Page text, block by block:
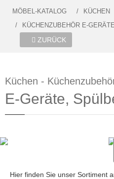
MÖBEL-KATALOG
KÜCHEN
KÜCHENZUBEHÖR E-
ZURÜCK
Küchen -
E-Geräte,
Hier finden Sie unser Sortiment